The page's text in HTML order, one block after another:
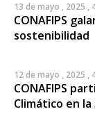
13 de mayo , 2025 ,
CONAFIPS
sostenibilidad
12 de mayo , 2025 ,
CONAFIPS
Climático en la